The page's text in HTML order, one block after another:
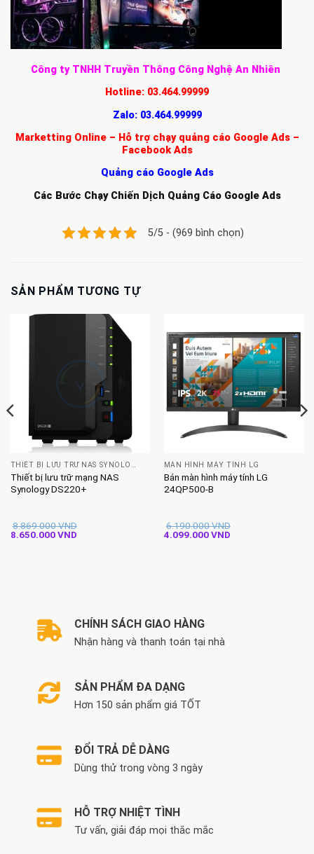
Công ty TNHH Truyền Thông Công Nghệ An Nhiên
Hotline: 03.464.99999
Zalo: 03.464.99999
Marketting Online – Hỗ trợ chạy quảng cáo Google Ads –
Facebook Ads
Quảng cáo Google Ads
Các Bước Chạy Chiến Dịch Quảng Cáo Google Ads
5/5 - (969 bình chọn)
SẢN PHẨM TƯƠNG TỰ
Thiết bị lưu trữ mạng NAS
Synology DS220+
8.869.000VND
Giá
8.650.000VNDGiá
MÀN HÌNH MÁY TÍNH LG
Bán màn hình máy tính LG
24QP500-B
6.190.000VND
Giá
4.099.000VNDGiá
CHÍNH SÁCH GIAO HÀNG
Nhận hàng và thanh toán tại nhà
SẢN PHẨM ĐA DẠNG
Hơn 150 sản phẩm giá TỐT
ĐỔI TRẢ DỄ DÀNG
Dùng thử trong vòng 3 ngày
HỖ TRỢ NHIỆT TÌNH
Tư vấn, giải đáp mọi thắc mắc